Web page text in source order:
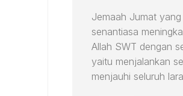
Jemaah Jumat
senantiasa
Allah SWT dengan
yaitu menjalankan
menjauhi seluruh